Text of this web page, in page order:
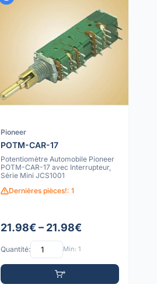
Pioneer
POTM-CAR-17
Potentiomètre Automobile Pioneer
POTM-CAR-17 avec Interrupteur,
Série Mini JCS1001
Dernières pièces!: 1
21.98€ – 21.98€
Quantité: Min: 1